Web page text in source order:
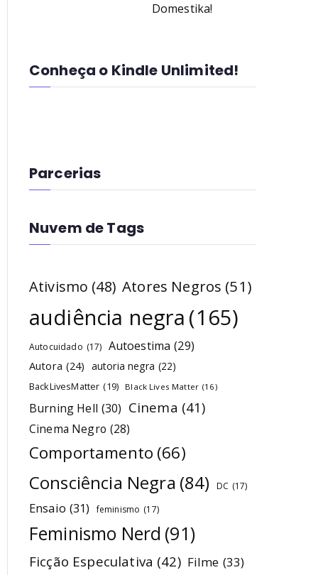
Domestika!
Conheça o Kindle Unlimited!
Parcerias
Nuvem de Tags
Ativismo (48) Atores Negros (51)
audiência negra (165)
Autocuidado (17) Autoestima (29)
Autora (24) autoria negra (22)
BackLivesMatter (19) Black Lives Matter (16)
Burning Hell (30) Cinema (41)
Cinema Negro (28)
Comportamento (66)
Consciência Negra (84) DC (17)
Ensaio (31) feminismo (17)
Feminismo Nerd (91)
Ficção Especulativa (42) Filme (33)